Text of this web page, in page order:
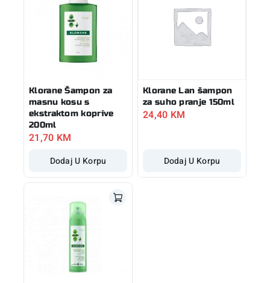
Klorane Šampon za
masnu kosu s
ekstraktom koprive
200ml
21,70 KM
Dodaj U Korpu
Klorane Lan šampon
za suho pranje 150ml
24,40 KM
Dodaj U Korpu